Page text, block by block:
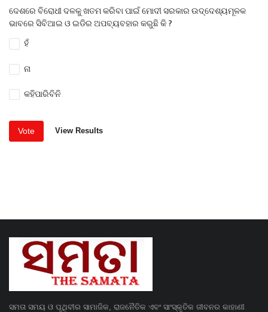
ଦେଶରେ ବିରୋଧୀ ଦଳକୁ ଖତମ କରିବା ପାଇଁ ମୋଦୀ ସରକାର ଉଦ୍ଦେଶ୍ୟମୂଳକ
ଭାବରେ ସିବିଆଇ ଓ ଇଡିର ଅପବ୍ୟବହାର କରୁଛି କି ?
ହଁ
ନା
କହିପାରିବିନି
Vote View Results
ସମତା ସମୟ ଓ ପୃଥିବୀର ସାମାଜିକ, ରାଜନୈତିକ ଏବଂ ସାଂସ୍କୃତିକ ଜୀବନର କାହାଣୀ